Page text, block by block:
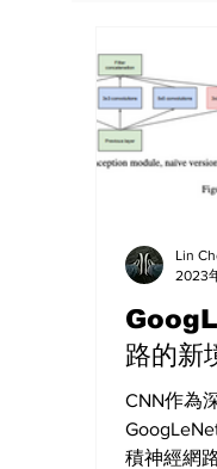
路的新
CNN作為
積神經網
Lin
2023